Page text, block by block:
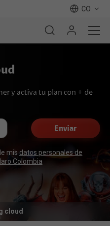
CO
y activa tu plan con + de
Enviar
mis datos personales de
Colombia
cloud